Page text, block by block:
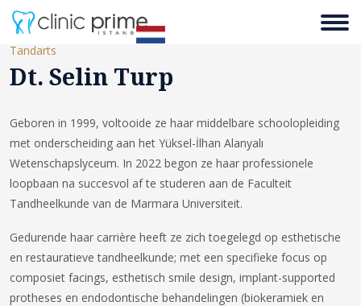
Tandarts
Dt. Selin Turp
Geboren in 1999, voltooide ze haar middelbare schoolopleiding
met onderscheiding aan het Yüksel-İlhan Alanyalı
Wetenschapslyceum. In 2022 begon ze haar professionele
loopbaan na succesvol af te studeren aan de Faculteit
Tandheelkunde van de Marmara Universiteit.
Gedurende haar carrière heeft ze zich toegelegd op esthetische
en restauratieve tandheelkunde; met een specifieke focus op
composiet facings, esthetisch smile design, implant-supported
protheses en endodontische behandelingen (biokeramiek en